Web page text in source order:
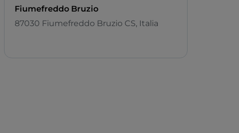
Fiumefreddo Bruzio
87030 Fiumefreddo Bruzio CS, Italia